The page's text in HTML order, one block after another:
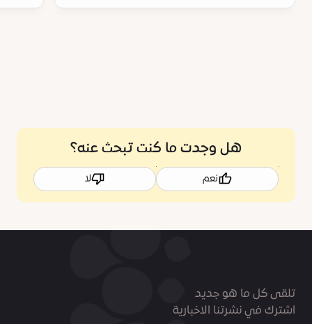
هل وجدت ما كنت تبحث عنه؟
نعم لا
تلقى كل ما هو جديد
اشترك في نشرتنا الاخبارية